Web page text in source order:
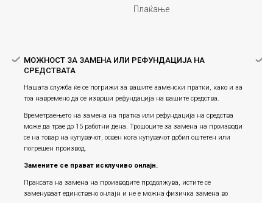
Плаќање
МОЖНОСТ ЗА ЗАМЕНА ИЛИ РЕФУНДАЦИЈА НА
СРЕДСТВАТА
Нашата служба ќе се погрижи за вашите заменски пратки, како и за
тоа навремено да се изврши рефундација на вашите средства.
Времетраењето на замена на пратка или рефундацијa на средства
може да трае до 15 работни дена. Трошоците за замена на производи
се на товар на купувачот, освен кога купувачот добил оштетен или
погрешен производ.
Замените се прават исклучиво онлајн.
Праксата на замена на производите продолжува, истите се
заменуваат единствено онлајн и не е можна физичка замена во